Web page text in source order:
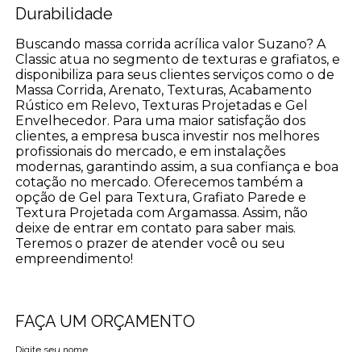
Durabilidade
Buscando massa corrida acrílica valor Suzano? A
Classic atua no segmento de texturas e grafiatos, e
disponibiliza para seus clientes serviços como o de
Massa Corrida, Arenato, Texturas, Acabamento
Rústico em Relevo, Texturas Projetadas e Gel
Envelhecedor. Para uma maior satisfação dos
clientes, a empresa busca investir nos melhores
profissionais do mercado, e em instalações
modernas, garantindo assim, a sua confiança e boa
cotação no mercado. Oferecemos também a
opção de Gel para Textura, Grafiato Parede e
Textura Projetada com Argamassa. Assim, não
deixe de entrar em contato para saber mais.
Teremos o prazer de atender você ou seu
empreendimento!
FAÇA UM ORÇAMENTO
Digite seu nome